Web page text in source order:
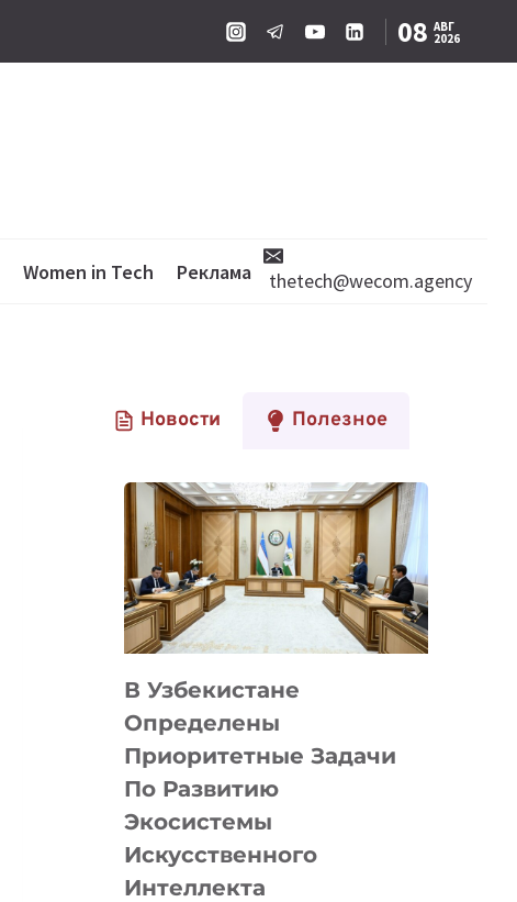
08 АВГ
2026
Women in Tech Реклама thetech@wecom.agency
Новости Полезное
В Узбекистане
Определены
Приоритетные Задачи
По Развитию
Экосистемы
Искусственного
Интеллекта